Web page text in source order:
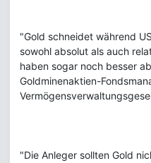
"Gold schneidet während
sowohl absolut als auch
haben sogar noch besser
Goldminenaktien-
"Die Anleger sollten Gold